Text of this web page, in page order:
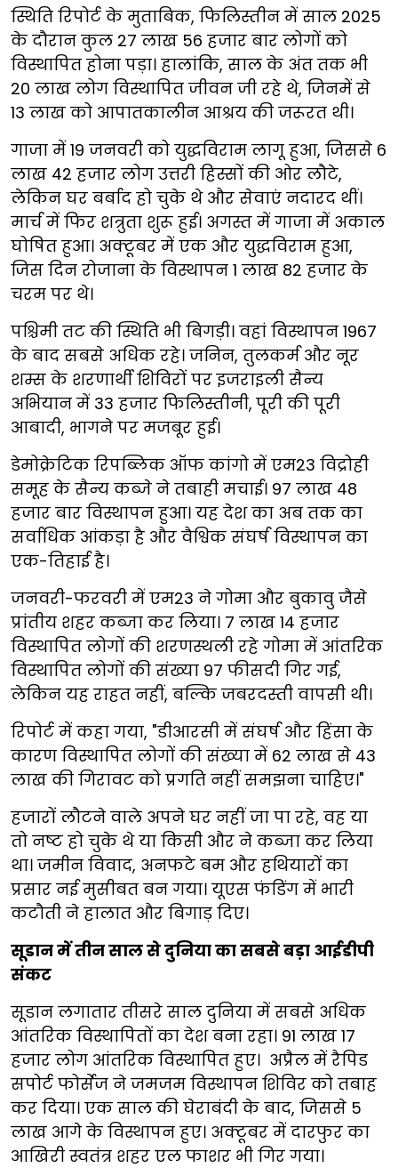
स्थिति रिपोर्ट के मुताबिक, फिलिस्तीन में साल 2025
के दौरान कुल 27 लाख 56 हजार बार लोगों को
विस्थापित होना पड़ा। हालांकि, साल के अंत तक भी
20 लाख लोग विस्थापित जीवन जी रहे थे, जिनमें से
13 लाख को आपातकालीन आश्रय की जरूरत थी।
गाजा में 19 जनवरी को युद्धविराम लागू हुआ, जिससे 6
लाख 42 हजार लोग उत्तरी हिस्सों की ओर लौटे,
लेकिन घर बर्बाद हो चुके थे और सेवाएं नदारद थीं।
मार्च में फिर शत्रुता शुरू हुई। अगस्त में गाजा में अकाल
घोषित हुआ। अक्टूबर में एक और युद्धविराम हुआ,
जिस दिन रोजाना के विस्थापन 1 लाख 82 हजार के
चरम पर थे।
पश्चिमी तट की स्थिति भी बिगड़ी। वहां विस्थापन 1967
के बाद सबसे अधिक रहे। जनिन, तुलकर्म और नूर
शम्स के शरणार्थी शिविरों पर इजराइली सैन्य
अभियान में 33 हजार फिलिस्तीनी, पूरी की पूरी
आबादी, भागने पर मजबूर हुई।
डेमोक्रेटिक रिपब्लिक ऑफ कांगो में एम23 विद्रोही
समूह के सैन्य कब्जे ने तबाही मचाई। 97 लाख 48
हजार बार विस्थापन हुआ। यह देश का अब तक का
सर्वाधिक आंकड़ा है और वैश्विक संघर्ष विस्थापन का
एक-तिहाई है।
जनवरी-फरवरी में एम23 ने गोमा और बुकावु जैसे
प्रांतीय शहर कब्जा कर लिया। 7 लाख 14 हजार
विस्थापित लोगों की शरणस्थली रहे गोमा में आंतरिक
विस्थापित लोगों की संख्या 97 फीसदी गिर गई,
लेकिन यह राहत नहीं, बल्कि जबरदस्ती वापसी थी।
रिपोर्ट में कहा गया, "डीआरसी में संघर्ष और हिंसा के
कारण विस्थापित लोगों की संख्या में 62 लाख से 43
लाख की गिरावट को प्रगति नहीं समझना चाहिए।"
हजारों लौटने वाले अपने घर नहीं जा पा रहे, वह या
तो नष्ट हो चुके थे या किसी और ने कब्जा कर लिया
था। जमीन विवाद, अनफटे बम और हथियारों का
प्रसार नई मुसीबत बन गया। यूएस फंडिंग में भारी
कटौती ने हालात और बिगाड़ दिए।
सूडान में तीन साल से दुनिया का सबसे बड़ा आईडीपी
संकट
सूडान लगातार तीसरे साल दुनिया में सबसे अधिक
आंतरिक विस्थापितों का देश बना रहा। 91 लाख 17
हजार लोग आंतरिक विस्थापित हुए। अप्रैल में रैपिड
सपोर्ट फोर्सेज ने जमजम विस्थापन शिविर को तबाह
कर दिया। एक साल की घेराबंदी के बाद, जिससे 5
लाख आगे के विस्थापन हुए। अक्टूबर में दारफुर का
आखिरी स्वतंत्र शहर एल फाशर भी गिर गया।